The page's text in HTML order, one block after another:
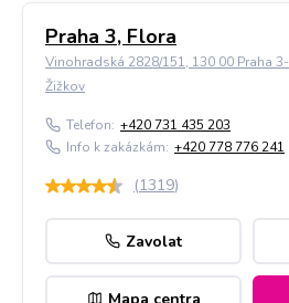
Praha 3, Flora
Vinohradská 2828/151, 130 00 Praha 3-
Žižkov
Telefon: +420 731 435 203
Info k zakázkám: +420 778 776 241
(1319)
Zavolat
Mapa centra